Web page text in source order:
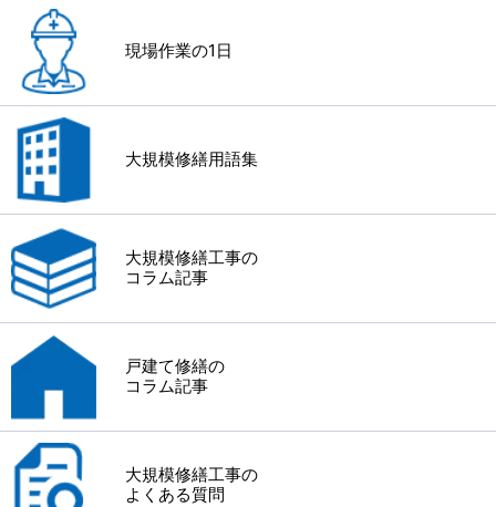
現場作業の1日
大規模修繕用語集
大規模修繕工事の
コラム記事
戸建て修繕の
コラム記事
大規模修繕工事の
よくある質問